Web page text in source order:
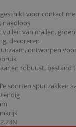
geschikt voor contact
naadloos
vullen van mallen,
decoreren
ontworpen
en robuust, bestand
soorten spuitzakken